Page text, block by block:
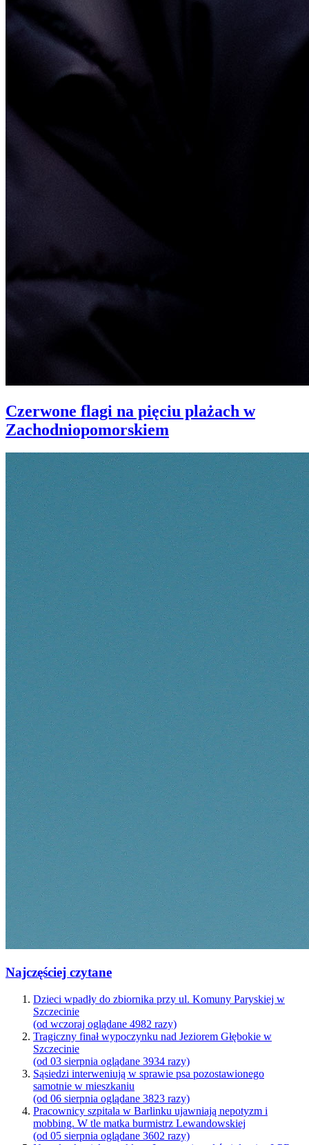
Czerwone flagi na pięciu plażach w
Zachodniopomorskiem
Najczęściej czytane
Dzieci wpadły do zbiornika przy ul. Komuny Paryskiej w
Szczecinie
(od wczoraj oglądane 4982 razy)
Tragiczny finał wypoczynku nad Jeziorem Głębokie w
Szczecinie
(od 03 sierpnia oglądane 3934 razy)
Sąsiedzi interweniują w sprawie psa pozostawionego
samotnie w mieszkaniu
(od 06 sierpnia oglądane 3823 razy)
Pracownicy szpitala w Barlinku ujawniają nepotyzm i
mobbing. W tle matka burmistrz Lewandowskiej
(od 05 sierpnia oglądane 3602 razy)